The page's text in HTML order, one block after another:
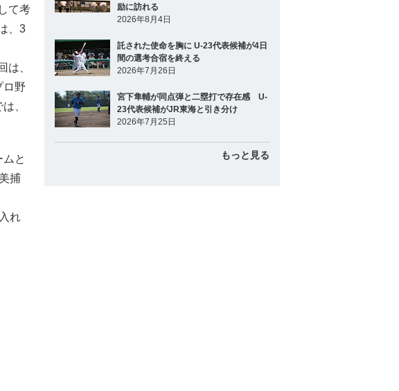
て考
、3
は、
ロ野
、
と
捕
れ
励に訪れる
2026年8月4日
託された使命を胸に U-23代表候補が4日
間の選考合宿を終える
2026年7月26日
宮下隼輔が同点弾と二塁打で存在感 U-
23代表候補がJR東海と引き分け
2026年7月25日
もっと見る